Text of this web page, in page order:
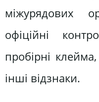
міжурядових
офіційні
пробірні
інші відзнаки.